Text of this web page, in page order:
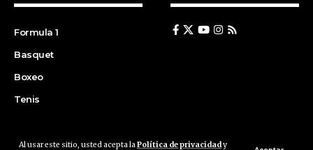
Al usar este sitio, usted acepta laPolítica de privacidady
Formula 1
Basquet
Boxeo
Tenis